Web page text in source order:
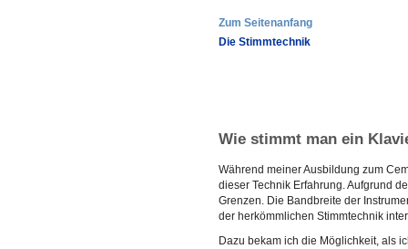
Zum Seitenanfang
Die Stimmtechnik
Wie stimmt man ein
Während meiner Ausbildung zum
dieser Technik Erfahrung. Aufgrund
Grenzen. Die Bandbreite der
der herkömmlichen Stimmtechnik
Dazu bekam ich die Möglichkeit, als